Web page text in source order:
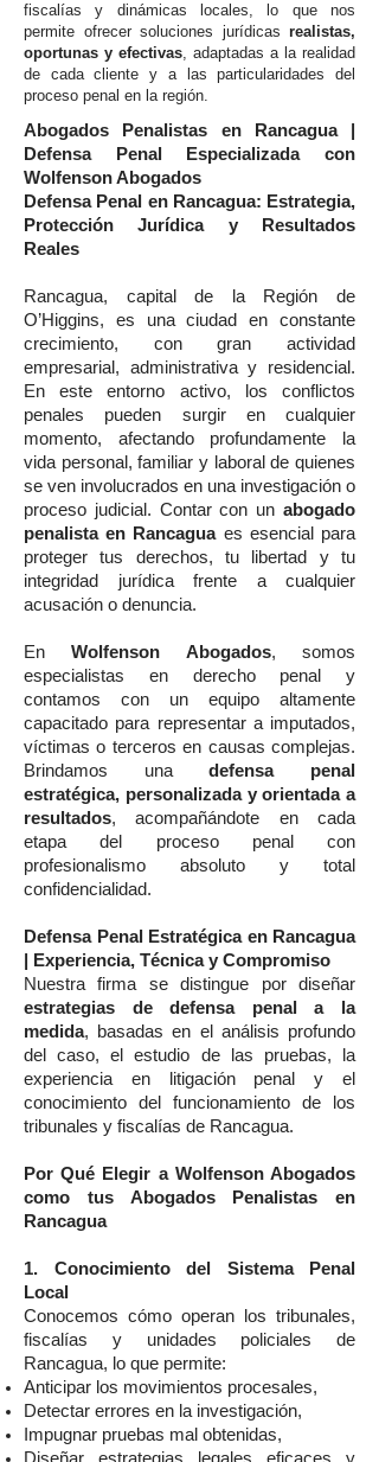
fiscalías y dinámicas locales, lo que nos
permite ofrecer soluciones jurídicas realistas,
oportunas y efectivas, adaptadas a la realidad
de cada cliente y a las particularidades del
proceso penal en la región.
Abogados Penalistas en Rancagua |
Defensa Penal Especializada con
Wolfenson Abogados
Defensa Penal en Rancagua: Estrategia,
Protección Jurídica y Resultados
Reales
Rancagua, capital de la Región de
O’Higgins, es una ciudad en constante
crecimiento, con gran actividad
empresarial, administrativa y residencial.
En este entorno activo, los conflictos
penales pueden surgir en cualquier
momento, afectando profundamente la
vida personal, familiar y laboral de quienes
se ven involucrados en una investigación o
proceso judicial. Contar con un abogado
penalista en Rancaguaes esencial para
proteger tus derechos, tu libertad y tu
integridad jurídica frente a cualquier
acusación o denuncia.
EnWolfenson Abogados, somos
especialistas en derecho penal y
contamos con un equipo altamente
capacitado para representar a imputados,
víctimas o terceros en causas complejas.
Brindamos unadefensa penal
estratégica, personalizada y orientada a
resultados, acompañándote en cada
etapa del proceso penal con
profesionalismo absoluto y total
confidencialidad.
Defensa Penal Estratégica en Rancagua
| Experiencia, Técnica y Compromiso
Nuestra firma se distingue por diseñar
estrategias de defensa penal a la
medida, basadas en el análisis profundo
del caso, el estudio de las pruebas, la
experiencia en litigación penal y el
conocimiento del funcionamiento de los
tribunales y fiscalías de Rancagua.
Por Qué Elegir a Wolfenson Abogados
como tus Abogados Penalistas en
Rancagua
1. Conocimiento del Sistema Penal
Local
Conocemos cómo operan los tribunales,
fiscalías y unidades policiales de
Rancagua, lo que permite:
Anticipar los movimientos procesales,
Detectar errores en la investigación,
Impugnar pruebas mal obtenidas,